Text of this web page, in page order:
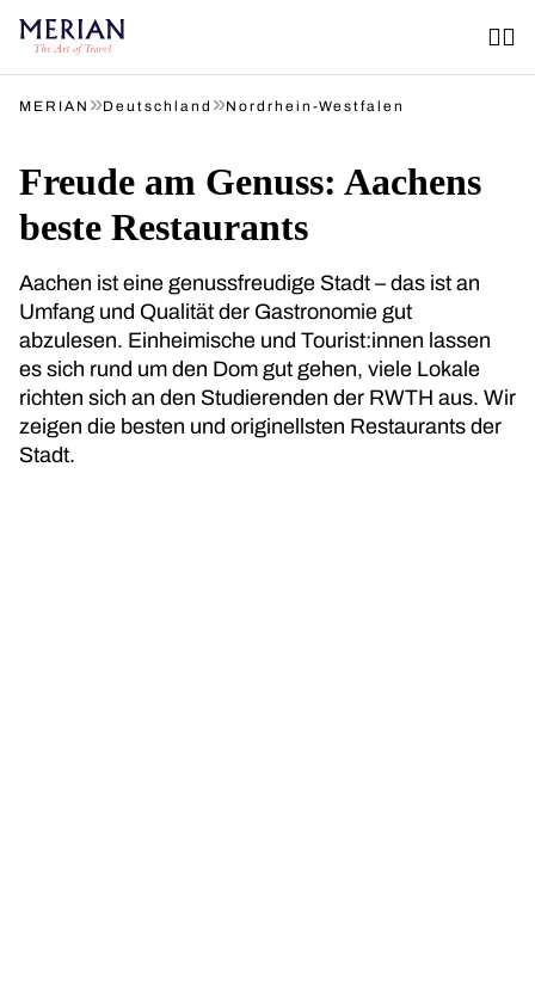
MERIAN »Deutschland »Nordrhein-Westfalen
Freude am Genuss: Aachens
beste Restaurants
Aachen ist eine genussfreudige Stadt – das ist an
Umfang und Qualität der Gastronomie gut
abzulesen. Einheimische und Tourist:innen lassen
es sich rund um den Dom gut gehen, viele Lokale
richten sich an den Studierenden der RWTH aus. Wir
zeigen die besten und originellsten Restaurants der
Stadt.